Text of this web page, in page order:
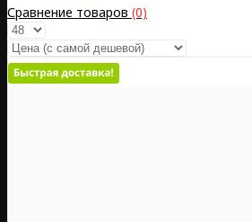
Сравнение товаров (0)